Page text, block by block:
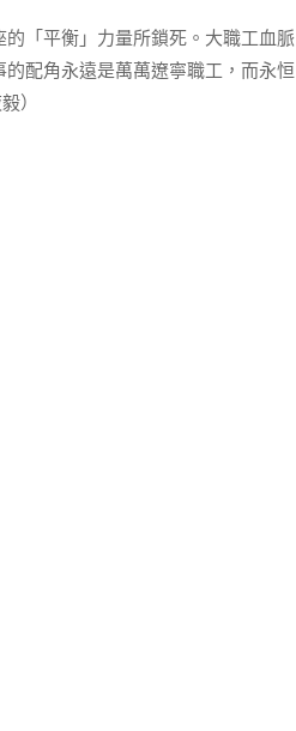
「平衡」力量所鎖死。大職工血脈
配角永遠是萬萬遼寧職工，而永恒
）